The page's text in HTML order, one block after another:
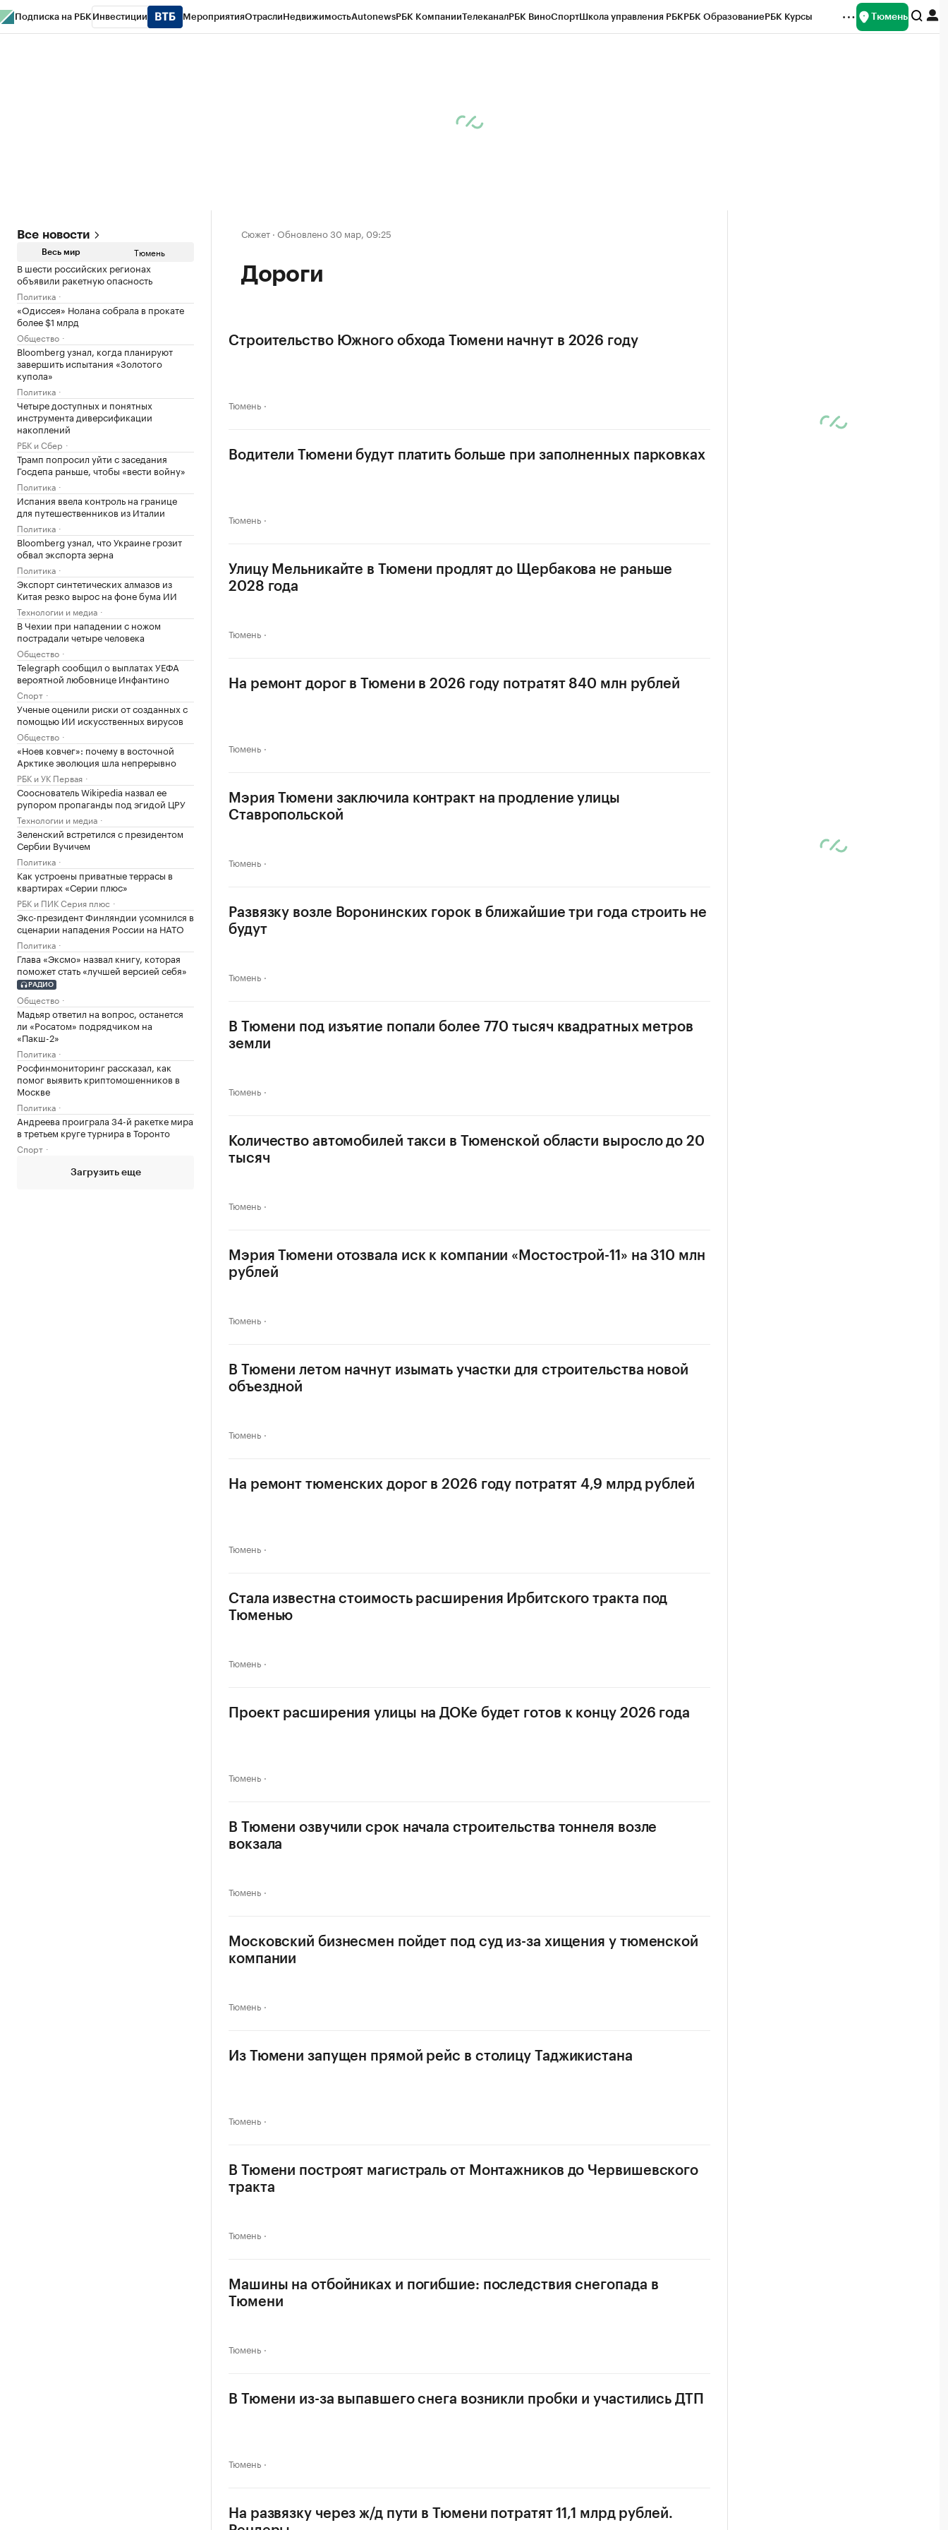
Подписка на РБК Инвестиции МероприятияОтраслиНедвижимостьAutonewsРБК КомпанииТелеканалРБК ВиноСпортШкола управления РБКРБК ОбразованиеРБК Курсы Тюмень
Все новости
Весь мир Тюмень
В шести российских регионах
объявили ракетную опасность
Политика
«Одиссея» Нолана собрала в прокате
более $1 млрд
Общество
Bloomberg узнал, когда планируют
завершить испытания «Золотого
купола»
Политика
Четыре доступных и понятных
инструмента диверсификации
накоплений
РБК и Сбер
Трамп попросил уйти с заседания
Госдепа раньше, чтобы «вести войну»
Политика
Испания ввела контроль на границе
для путешественников из Италии
Политика
Bloomberg узнал, что Украине грозит
обвал экспорта зерна
Политика
Экспорт синтетических алмазов из
Китая резко вырос на фоне бума ИИ
Технологии и медиа
В Чехии при нападении с ножом
пострадали четыре человека
Общество
Telegraph сообщил о выплатах УЕФА
вероятной любовнице Инфантино
Спорт
Ученые оценили риски от созданных с
помощью ИИ искусственных вирусов
Общество
«Ноев ковчег»: почему в восточной
Арктике эволюция шла непрерывно
РБК и УК Первая
Сооснователь Wikipedia назвал ее
рупором пропаганды под эгидой ЦРУ
Технологии и медиа
Зеленский встретился с президентом
Сербии Вучичем
Политика
Как устроены приватные террасы в
квартирах «Серии плюс»
РБК и ПИК Серия плюс
Экс-президент Финляндии усомнился в
сценарии нападения России на НАТО
Политика
Глава «Эксмо» назвал книгу, которая
поможет стать «лучшей версией себя»
РАДИО
Общество
Мадьяр ответил на вопрос, останется
ли «Росатом» подрядчиком на
«Пакш-2»
Политика
Росфинмониторинг рассказал, как
помог выявить криптомошенников в
Москве
Политика
Андреева проиграла 34-й ракетке мира
в третьем круге турнира в Торонто
Спорт
Загрузить еще
Сюжет · Обновлено 30 мар, 09:25
Дороги
Строительство Южного обхода Тюмени начнут в 2026 году
Тюмень
Водители Тюмени будут платить больше при заполненных парковках
Тюмень
Улицу Мельникайте в Тюмени продлят до Щербакова не раньше
2028 года
Тюмень
На ремонт дорог в Тюмени в 2026 году потратят 840 млн рублей
Тюмень
Мэрия Тюмени заключила контракт на продление улицы
Ставропольской
Тюмень
Развязку возле Воронинских горок в ближайшие три года строить не
будут
Тюмень
В Тюмени под изъятие попали более 770 тысяч квадратных метров
земли
Тюмень
Количество автомобилей такси в Тюменской области выросло до 20
тысяч
Тюмень
Мэрия Тюмени отозвала иск к компании «Мостострой-11» на 310 млн
рублей
Тюмень
В Тюмени летом начнут изымать участки для строительства новой
объездной
Тюмень
На ремонт тюменских дорог в 2026 году потратят 4,9 млрд рублей
Тюмень
Стала известна стоимость расширения Ирбитского тракта под
Тюменью
Тюмень
Проект расширения улицы на ДОКе будет готов к концу 2026 года
Тюмень
В Тюмени озвучили срок начала строительства тоннеля возле
вокзала
Тюмень
Московский бизнесмен пойдет под суд из-за хищения у тюменской
компании
Тюмень
Из Тюмени запущен прямой рейс в столицу Таджикистана
Тюмень
В Тюмени построят магистраль от Монтажников до Червишевского
тракта
Тюмень
Машины на отбойниках и погибшие: последствия снегопада в
Тюмени
Тюмень
В Тюмени из-за выпавшего снега возникли пробки и участились ДТП
Тюмень
На развязку через ж/д пути в Тюмени потратят 11,1 млрд рублей.